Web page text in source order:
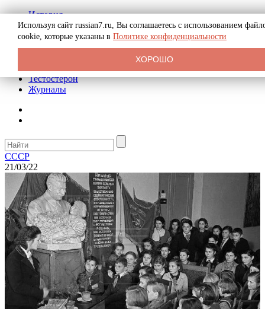
История
Биография
Криминал
Реклама на сайте
Тестостерон
Журналы
СССР
21/03/22
Используя сайт russian7.ru, Вы соглашаетесь с использованием
cookie, которые указаны в Политике конфиденциальности
ХОРОШО